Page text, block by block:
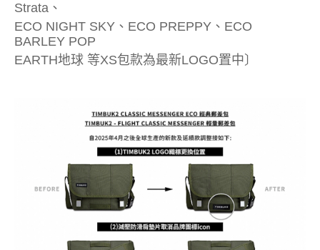
Strata、
ECO NIGHT SKY、ECO PREPPY、ECO
BARLEY POP
EARTH地球 等XS包款為最新LOGO置中〕